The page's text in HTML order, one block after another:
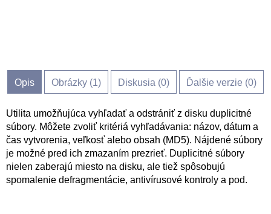
Opis Obrázky (1) Diskusia (0) Ďalšie verzie (0)
Utilita umožňujúca vyhľadať a odstrániť z disku duplicitné
súbory. Môžete zvoliť kritériá vyhľadávania: názov, dátum a
čas vytvorenia, veľkosť alebo obsah (MD5). Nájdené súbory
je možné pred ich zmazaním prezrieť. Duplicitné súbory
nielen zaberajú miesto na disku, ale tiež spôsobujú
spomalenie defragmentácie, antivírusové kontroly a pod.